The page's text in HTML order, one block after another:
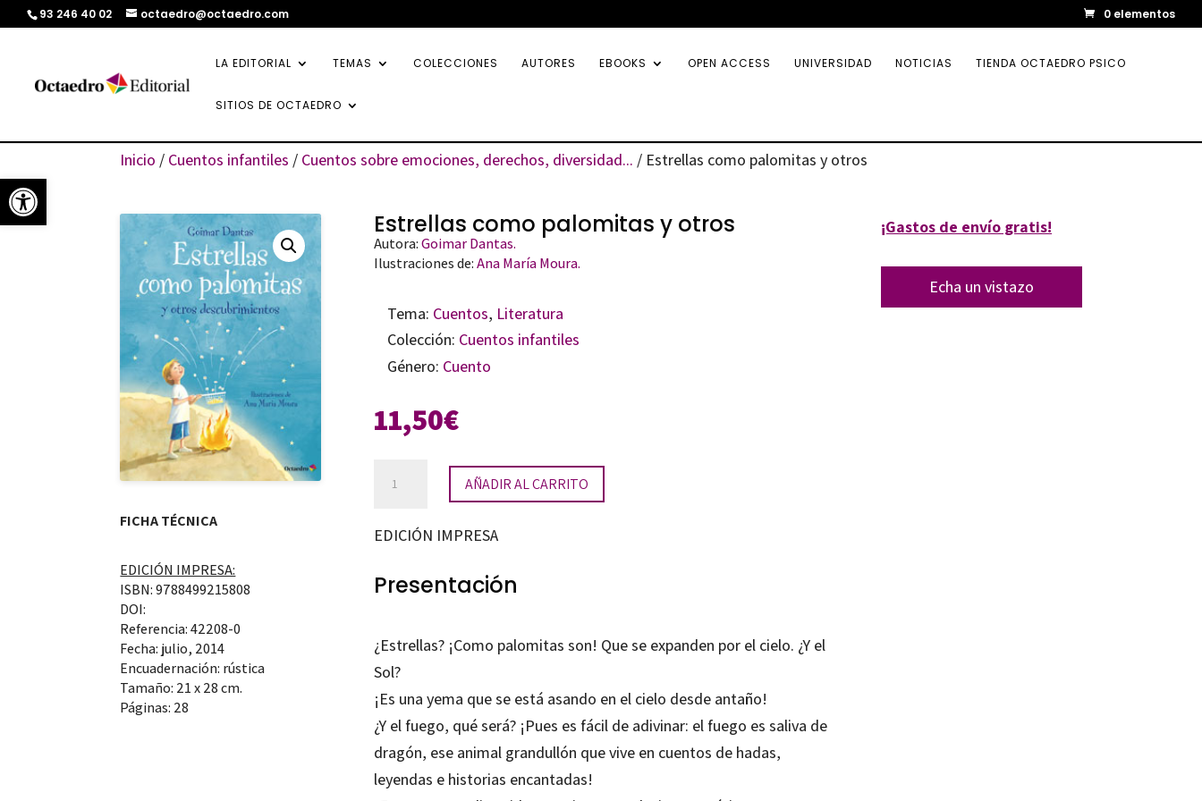
Abrir barra de herramientas
93 246 40 02 octaedro@octaedro.com 0 elementos
LA EDITORIAL TEMAS COLECCIONES AUTORES EBOOKS OPEN ACCESS UNIVERSIDAD NOTICIAS TIENDA OCTAEDRO PSICO
SITIOS DE OCTAEDRO
Inicio / Cuentos infantiles / Cuentos sobre emociones, derechos, diversidad... / Estrellas como palomitas y otros
FICHA TÉCNICA
EDICIÓN IMPRESA:
ISBN: 9788499215808
DOI:
Referencia: 42208-0
Fecha: julio, 2014
Encuadernación: rústica
Tamaño: 21 x 28 cm.
Páginas: 28
Estrellas como palomitas y otros
Autora:Goimar Dantas.
Ilustraciones de:Ana María Moura.
Tema: Cuentos, Literatura
Colección: Cuentos infantiles
Género: Cuento
11,50€
palomitas
otros
AÑADIR AL CARRITO
EDICIÓN IMPRESA
Presentación
¿Estrellas? ¡Como palomitas son! Que se expanden por el cielo. ¿Y el
Sol?
¡Es una yema que se está asando en el cielo desde antaño!
¿Y el fuego, qué será? ¡Pues es fácil de adivinar: el fuego es saliva de
dragón, ese animal grandullón que vive en cuentos de hadas,
leyendas e historias encantadas!
¡Gastos de envío gratis!
Echa un vistazo